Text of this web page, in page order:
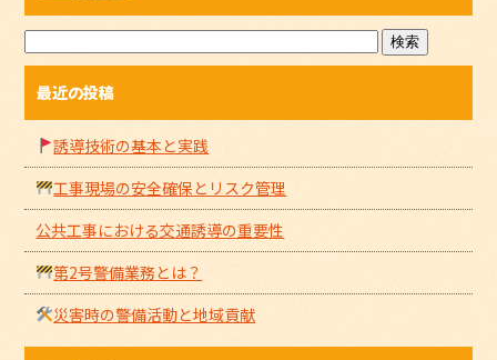
最近の投稿
誘導技術の基本と実践
工事現場の安全確保とリスク管理
公共工事における交通誘導の重要性
第2号警備業務とは？
災害時の警備活動と地域貢献